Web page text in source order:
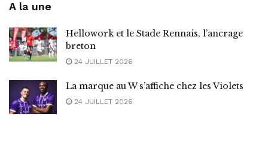
A la une
Hellowork et le Stade Rennais, l’ancrage
breton
24 JUILLET 2026
La marque au W s’affiche chez les Violets
24 JUILLET 2026